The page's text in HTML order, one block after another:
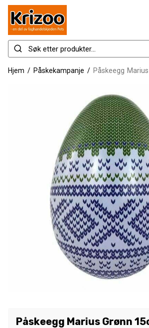
Hjem / Påskekampanje / Påskeegg
Påskeegg Marius Grønn